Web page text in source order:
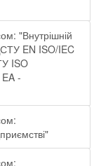
"Внутрішній
EN ISO/IEC
ISO
-